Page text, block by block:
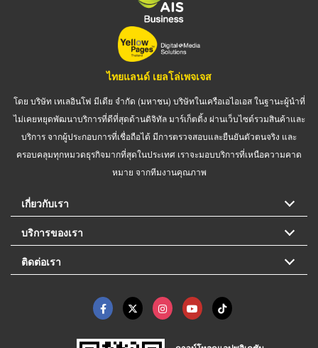
ไทยแลนด์ เยลโล่เพจเจส
โดย บริษัท เทเลอินโฟ มีเดีย จำกัด (มหาชน) บริษัทในเครือเอไอเอส ในฐานะผู้นำที่
ไม่เคยหยุดพัฒนาบริการที่ดีที่สุดด้านดิจิทัล มาร์เก็ตติ้ง ผ่านเว็บไซต์รวมสินค้าและ
บริการ จากผู้ประกอบการที่เชื่อถือได้ มีการตรวจสอบและยืนยันตัวตนจริง และ
ครอบคลุมทุกหมวดธุรกิจมากที่สุดในประเทศ เราจะมอบบริการที่เหนือความคาด
หมาย จากทีมงานคุณภาพ
เกี่ยวกับเรา
บริการของเรา
ติดต่อเรา